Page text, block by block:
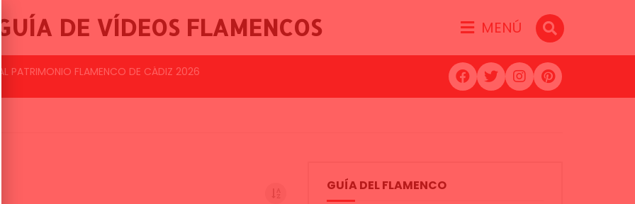
GUÍA DE VÍDEOS FLAMENCOS MENÚ
GUÍA DEL FLAMENCO